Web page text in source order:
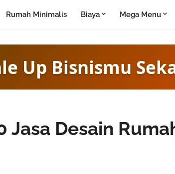
Rumah Minimalis Biaya Mega Menu
Up Bisnismu
Jasa Desain